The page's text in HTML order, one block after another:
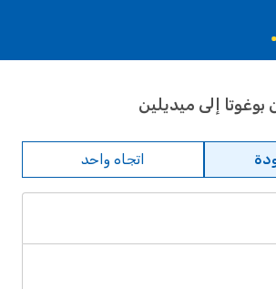
إلى ميديلين
اتجاه واحد